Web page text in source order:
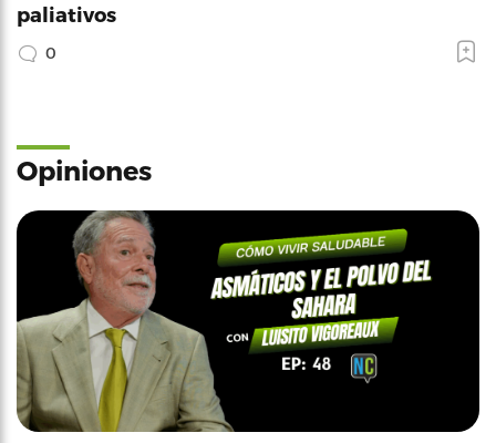
paliativos
0
Opiniones